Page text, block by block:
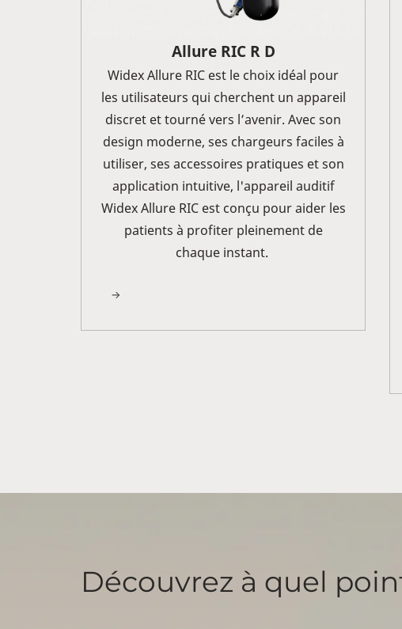
Allure RIC R D
Widex Allure RIC est le choix idéal pour
les utilisateurs qui cherchent un appareil
discret et tourné vers l’avenir. Avec son
design moderne, ses chargeurs faciles à
utiliser, ses accessoires pratiques et son
application intuitive, l'appareil auditif
Widex Allure RIC est conçu pour aider les
patients à profiter pleinement de
chaque instant.
Découvrez à quel